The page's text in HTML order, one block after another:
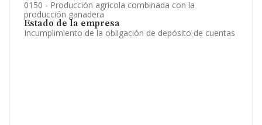
0150 - Producción agrícola combinada con la
producción ganadera
Estado de la empresa
Incumplimiento de la obligación de depósito de cuentas